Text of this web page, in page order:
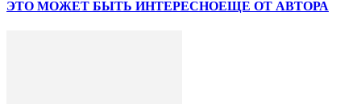
ЭТО МОЖЕТ БЫТЬ ИНТЕРЕСНОЕЩЕ ОТ АВТОРА